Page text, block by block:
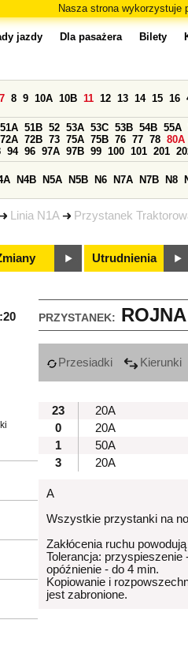
Nasza strona wykorzystuje
Linia N1A Przystanek
jazdy Dla pasażera Bilety
7 8 9 10A 10B 11 12 13 14 15 16
51A 51B 52 53A 53C 53B 54B 55A
72A 72B 73 75A 75B 76 77 78 80A
94 96 97A 97B 99 100 101 201
N4B N5A N5B N6 N7A N7B N8
Utrudnienia
PRZYSTANEK:
Przesiadki Kierunki
23
20A
0
20A
1
50A
3
20A
A
Wszystkie przystanki na
Zakłócenia ruchu
Tolerancja: przyspieszenie
opóźnienie - do 4 min.
Kopiowanie i
jest zabronione.